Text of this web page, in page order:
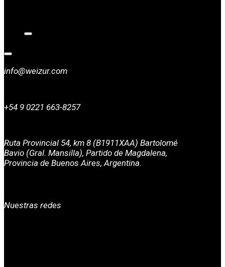
info@weizur.com
+54 9 0221 663-8257
Ruta Provincial 54, km 8 (B1911XAA) Bartolomé
Bavio (Gral. Mansilla), Partido de Magdalena,
Provincia de Buenos Aires, Argentina.
Nuestras redes